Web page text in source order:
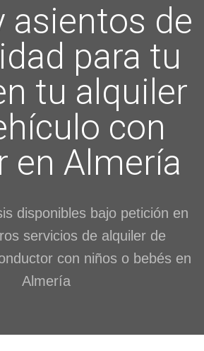
asientos de
para tu
tu alquiler
con
en Almería
disponibles bajo petición en
servicios de alquiler de
con niños o bebés en
Almería